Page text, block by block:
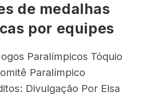
de medalhas
por equipes
Paralímpicos Tóquio
Paralímpico
Divulgação Por Elsa